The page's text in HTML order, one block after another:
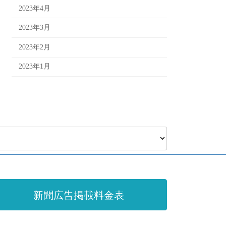
2023年4月
2023年3月
2023年2月
2023年1月
新聞広告掲載料金表